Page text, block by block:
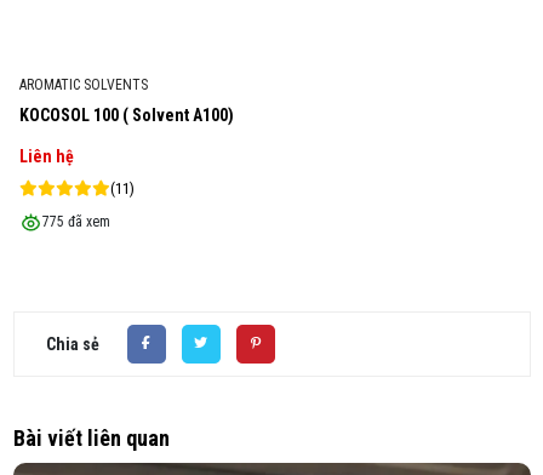
DUNG MÔI KHÁC
PARAFFIN 150N
Chia sẻ
Bài viết liên quan